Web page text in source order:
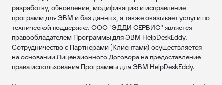
разработку, обновление, модификацию и исправление
программ для ЭВМ и баз данных, а также оказывает услуги по
технической поддержке. ООО "ЭДДИ СЕРВИС" является
правообладателем Программы для ЭВМ HelpDeskEddy.
Сотрудничество с Партнерами (Клиентами) осуществляется
на основании Лицензионного Договора на предоставление
права использования Программы для ЭВМ HelpDeskEddy.